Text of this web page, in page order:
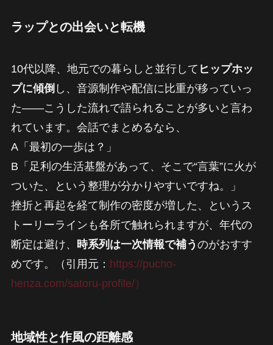
ラップとの出会いと転機
10代以降、地元での暮らしと並行して ヒップホッ
プに傾倒 し、音源制作や配信に比重が移っていっ
た——こうした流れで語られることが多いと言わ
れています。会話でまとめるなら、
A「最初の一歩は？」
B「足利の生活基盤があって、そこで“言葉”に火が
ついた、という整理が分かりやすいですね。」
挫折と再起を経て制作の密度が増した、というス
トーリーラインも各所で触れられますが、年代の
断定は避け、 時系列は一次情報で補う のがおすす
めです。（引用元： https://pucho-
henza.com/satoru-profile/）
地域性と作風の距離感